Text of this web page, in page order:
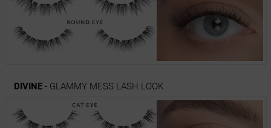
DIVINE- GLAMMY MESS LASH LOOK